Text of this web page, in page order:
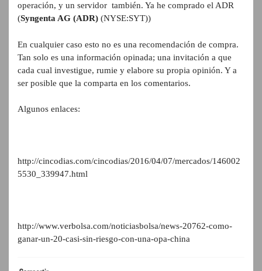
operación, y un servidor también. Ya he comprado el ADR
(Syngenta AG (ADR) (NYSE:SYT))
En cualquier caso esto no es una recomendación de compra.
Tan solo es una información opinada; una invitación a que
cada cual investigue, rumie y elabore su propia opinión. Y a
ser posible que la comparta en los comentarios.
Algunos enlaces:
http://cincodias.com/cincodias/2016/04/07/mercados/146002
5530_339947.html
http://www.verbolsa.com/noticiasbolsa/news-20762-como-
ganar-un-20-casi-sin-riesgo-con-una-opa-china